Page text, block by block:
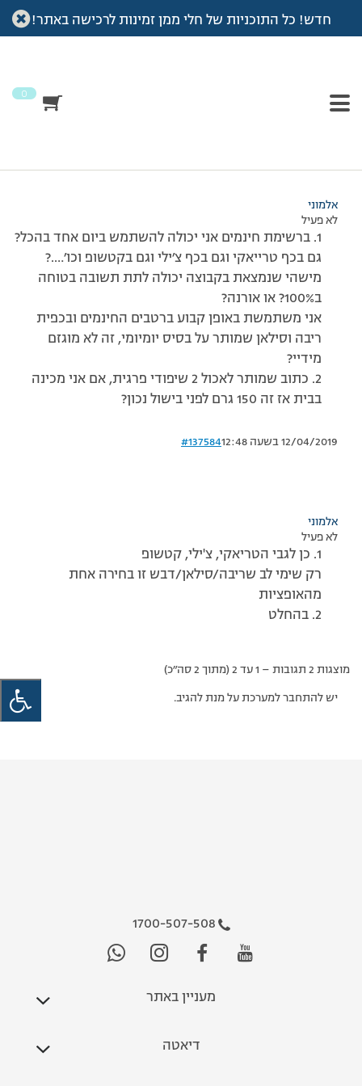
חדש! כל התוכניות של חלי ממן זמינות לרכישה באתר!
0
עמוד הבית >דיונים>פורום >שאלות
מוצגות 2 תגובות – 1 עד 2 (מתוך 2 סה״כ)
אלמוני
לא פעיל
1. ברשימת חינמים אני יכולה להשתמש ביום אחד בהכל?
גם בכף טרייאקי וגם בכף צ׳ילי וגם בקטשופ וכו׳….?
מישהי שנמצאת בקבוצה יכולה לתת תשובה בטוחה
ב100%? או אורנה?
אני משתמשת באופן קבוע ברטבים החינמים ובכפית
ריבה וסילאן שמותר על בסיס יומיומי, זה לא מוגזם
מידיי?
2. כתוב שמותר לאכול 2 שיפודי פרגית, אם אני מכינה
בבית אז זה 150 גרם לפני בישול נכון?
12/04/2019 בשעה 12:48 #137584
אלמוני
לא פעיל
1. כן לגבי הטריאקי, צ'ילי, קטשופ
רק שימי לב שריבה/סילאן/דבש זו בחירה אחת
מהאופציות
2. בהחלט
מוצגות 2 תגובות – 1 עד 2 (מתוך 2 סה״כ)
יש להתחבר למערכת על מנת להגיב.
1700-507-508
מעניין באתר
דיאטה